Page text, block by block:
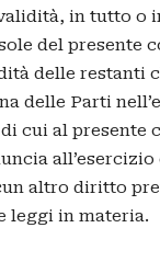
in tutto o
del presente
delle restanti
delle Parti
cui al presente
altro diritto
leggi in materia.